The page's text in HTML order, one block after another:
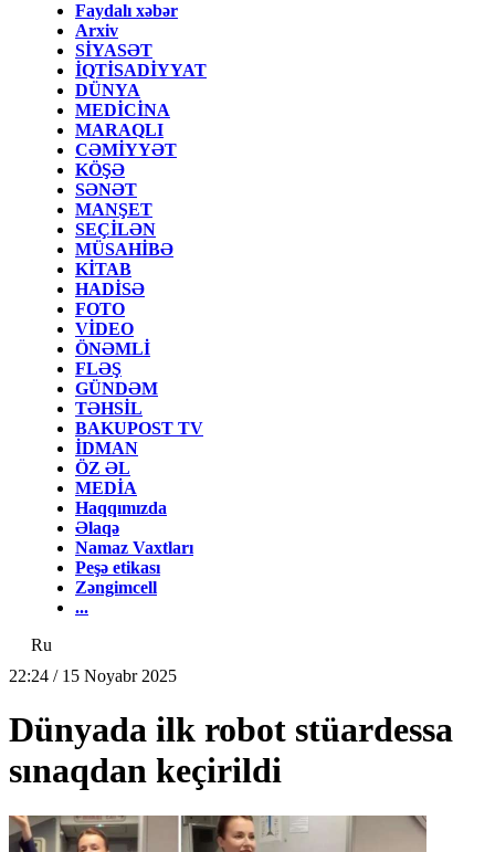
Faydalı xəbər
Arxiv
SİYASƏT
İQTİSADİYYAT
DÜNYA
MEDİCİNA
MARAQLI
CƏMİYYƏT
KÖŞƏ
SƏNƏT
MANŞET
SEÇİLƏN
MÜSAHİBƏ
KİTAB
HADİSƏ
FOTO
VİDEO
ÖNƏMLİ
FLƏŞ
GÜNDƏM
TƏHSİL
BAKUPOST TV
İDMAN
ÖZ ƏL
MEDİA
Haqqımızda
Əlaqə
Namaz Vaxtları
Peşə etikası
Zəngimcell
...
Ru
22:24 / 15 Noyabr 2025
Dünyada ilk robot stüardessa
sınaqdan keçirildi